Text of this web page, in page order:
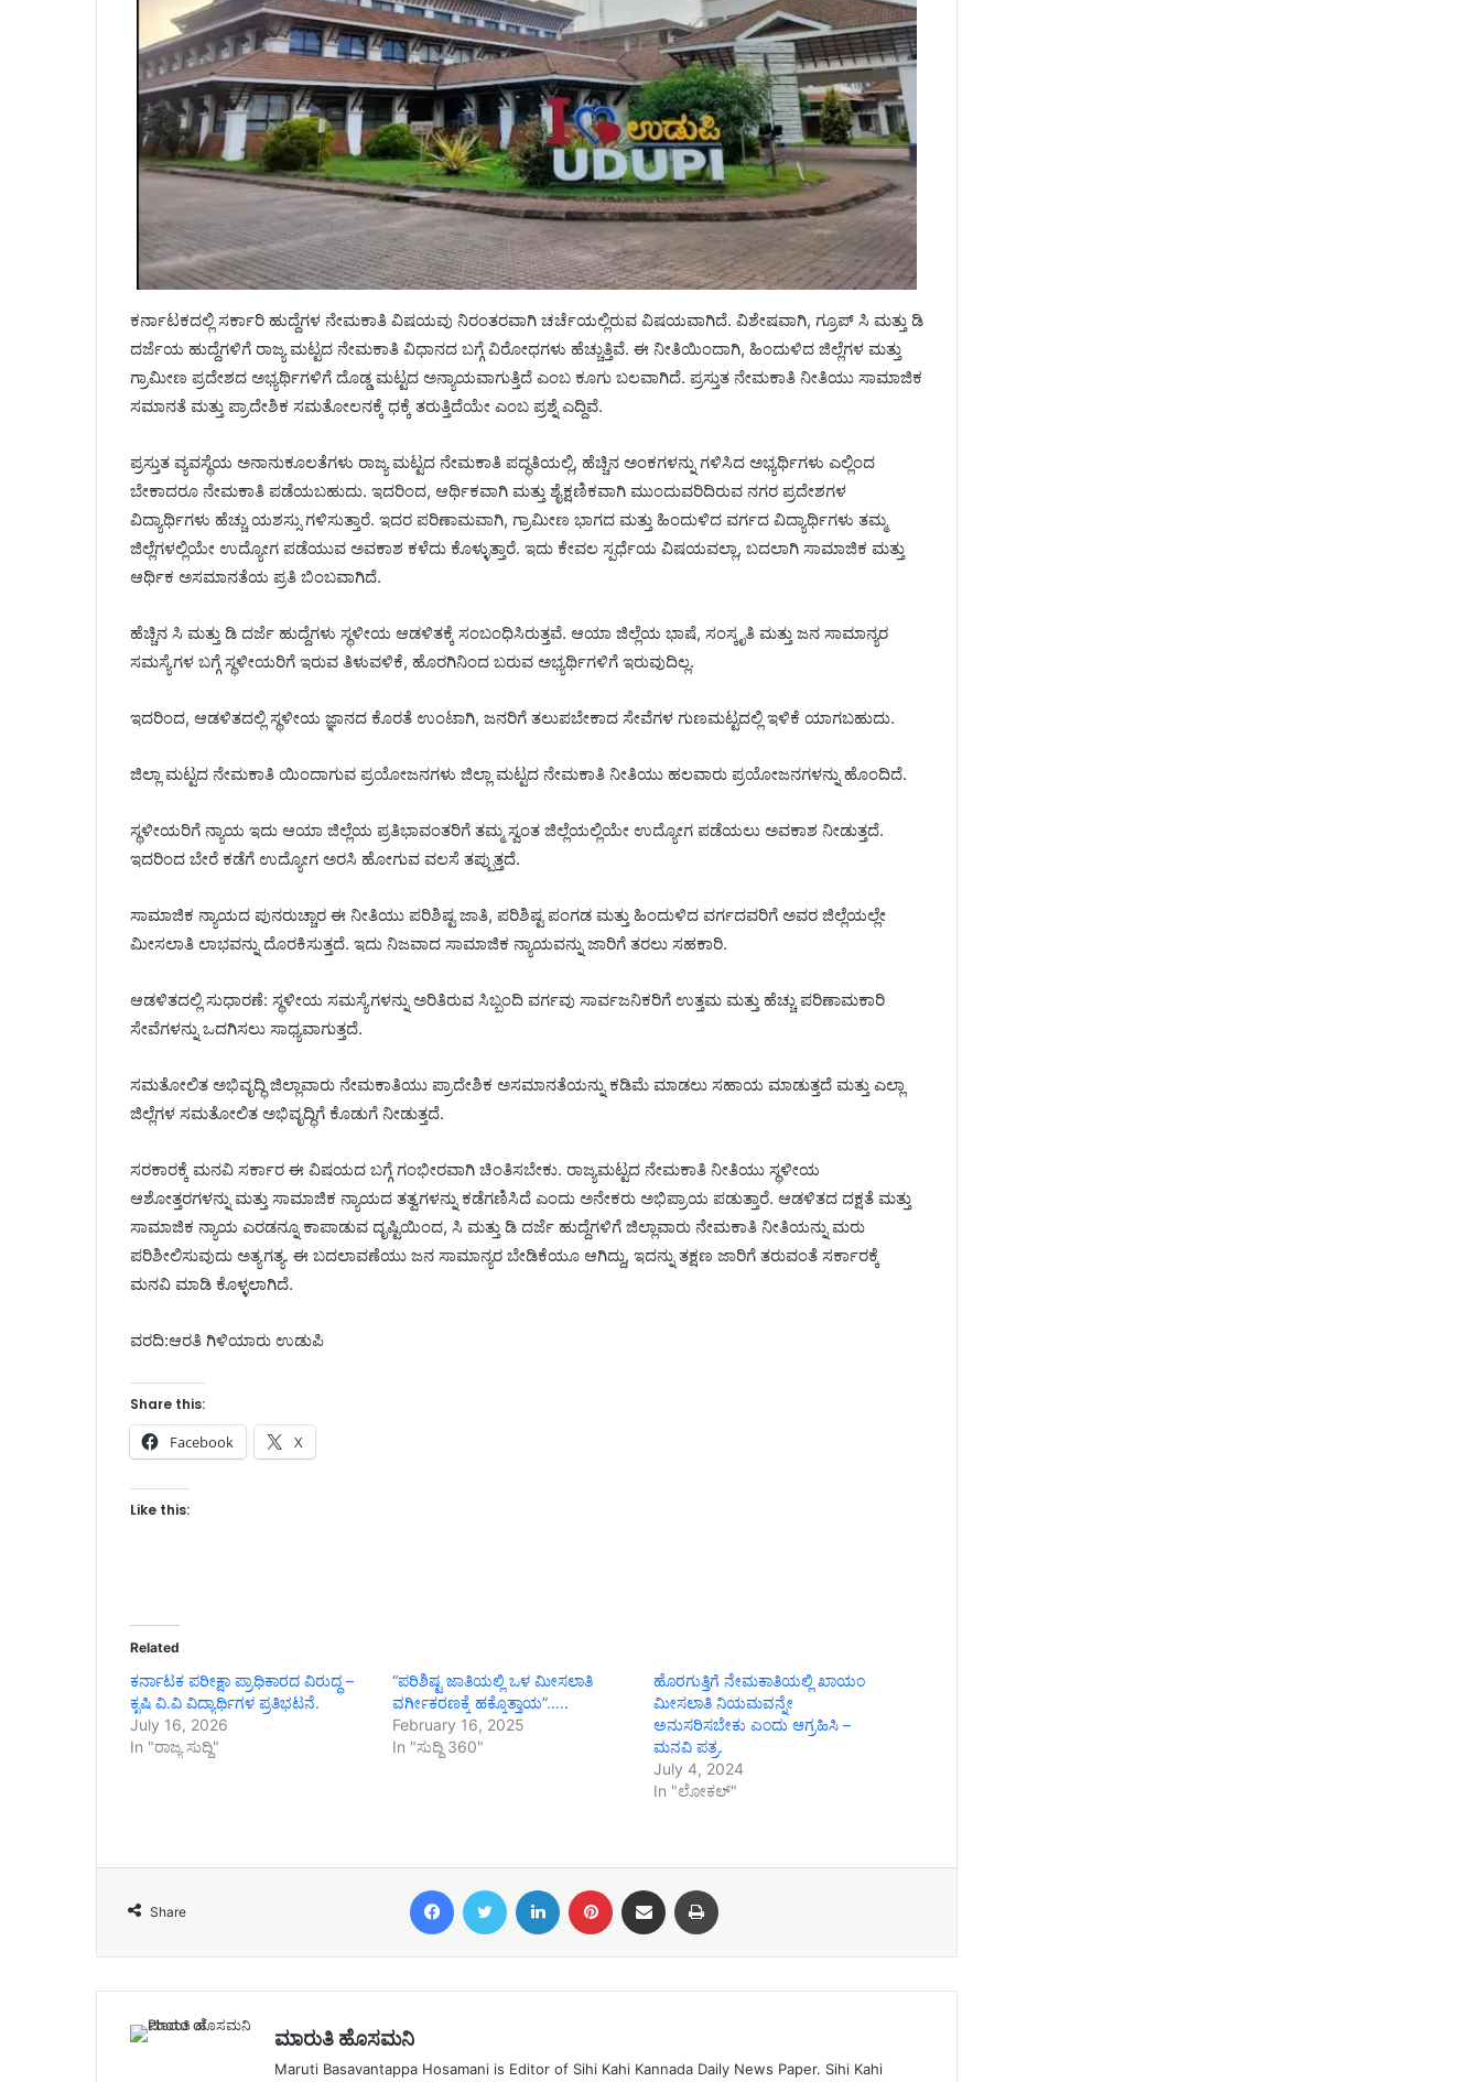
ಕರ್ನಾಟಕದಲ್ಲಿ ಸರ್ಕಾರಿ ಹುದ್ದೆಗಳ ನೇಮಕಾತಿ ವಿಷಯವು ನಿರಂತರವಾಗಿ ಚರ್ಚೆಯಲ್ಲಿರುವ ವಿಷಯವಾಗಿದೆ. ವಿಶೇಷವಾಗಿ, ಗ್ರೂಪ್ ಸಿ ಮತ್ತು ಡಿ
ದರ್ಜೆಯ ಹುದ್ದೆಗಳಿಗೆ ರಾಜ್ಯ ಮಟ್ಟದ ನೇಮಕಾತಿ ವಿಧಾನದ ಬಗ್ಗೆ ವಿರೋಧಗಳು ಹೆಚ್ಚುತ್ತಿವೆ. ಈ ನೀತಿಯಿಂದಾಗಿ, ಹಿಂದುಳಿದ ಜಿಲ್ಲೆಗಳ ಮತ್ತು
ಗ್ರಾಮೀಣ ಪ್ರದೇಶದ ಅಭ್ಯರ್ಥಿಗಳಿಗೆ ದೊಡ್ಡ ಮಟ್ಟದ ಅನ್ಯಾಯವಾಗುತ್ತಿದೆ ಎಂಬ ಕೂಗು ಬಲವಾಗಿದೆ. ಪ್ರಸ್ತುತ ನೇಮಕಾತಿ ನೀತಿಯು ಸಾಮಾಜಿಕ
ಸಮಾನತೆ ಮತ್ತು ಪ್ರಾದೇಶಿಕ ಸಮತೋಲನಕ್ಕೆ ಧಕ್ಕೆ ತರುತ್ತಿದೆಯೇ ಎಂಬ ಪ್ರಶ್ನೆ ಎದ್ದಿವೆ.
ಪ್ರಸ್ತುತ ವ್ಯವಸ್ಥೆಯ ಅನಾನುಕೂಲತೆಗಳು ರಾಜ್ಯ ಮಟ್ಟದ ನೇಮಕಾತಿ ಪದ್ಧತಿಯಲ್ಲಿ, ಹೆಚ್ಚಿನ ಅಂಕಗಳನ್ನು ಗಳಿಸಿದ ಅಭ್ಯರ್ಥಿಗಳು ಎಲ್ಲಿಂದ
ಬೇಕಾದರೂ ನೇಮಕಾತಿ ಪಡೆಯಬಹುದು. ಇದರಿಂದ, ಆರ್ಥಿಕವಾಗಿ ಮತ್ತು ಶೈಕ್ಷಣಿಕವಾಗಿ ಮುಂದುವರಿದಿರುವ ನಗರ ಪ್ರದೇಶಗಳ
ವಿದ್ಯಾರ್ಥಿಗಳು ಹೆಚ್ಚು ಯಶಸ್ಸು ಗಳಿಸುತ್ತಾರೆ. ಇದರ ಪರಿಣಾಮವಾಗಿ, ಗ್ರಾಮೀಣ ಭಾಗದ ಮತ್ತು ಹಿಂದುಳಿದ ವರ್ಗದ ವಿದ್ಯಾರ್ಥಿಗಳು ತಮ್ಮ
ಜಿಲ್ಲೆಗಳಲ್ಲಿಯೇ ಉದ್ಯೋಗ ಪಡೆಯುವ ಅವಕಾಶ ಕಳೆದು ಕೊಳ್ಳುತ್ತಾರೆ. ಇದು ಕೇವಲ ಸ್ಪರ್ಧೆಯ ವಿಷಯವಲ್ಲಾ, ಬದಲಾಗಿ ಸಾಮಾಜಿಕ ಮತ್ತು
ಆರ್ಥಿಕ ಅಸಮಾನತೆಯ ಪ್ರತಿ ಬಿಂಬವಾಗಿದೆ.
ಹೆಚ್ಚಿನ ಸಿ ಮತ್ತು ಡಿ ದರ್ಜೆ ಹುದ್ದೆಗಳು ಸ್ಥಳೀಯ ಆಡಳಿತಕ್ಕೆ ಸಂಬಂಧಿಸಿರುತ್ತವೆ. ಆಯಾ ಜಿಲ್ಲೆಯ ಭಾಷೆ, ಸಂಸ್ಕೃತಿ ಮತ್ತು ಜನ ಸಾಮಾನ್ಯರ
ಸಮಸ್ಯೆಗಳ ಬಗ್ಗೆ ಸ್ಥಳೀಯರಿಗೆ ಇರುವ ತಿಳುವಳಿಕೆ, ಹೊರಗಿನಿಂದ ಬರುವ ಅಭ್ಯರ್ಥಿಗಳಿಗೆ ಇರುವುದಿಲ್ಲ.
ಇದರಿಂದ, ಆಡಳಿತದಲ್ಲಿ ಸ್ಥಳೀಯ ಜ್ಞಾನದ ಕೊರತೆ ಉಂಟಾಗಿ, ಜನರಿಗೆ ತಲುಪಬೇಕಾದ ಸೇವೆಗಳ ಗುಣಮಟ್ಟದಲ್ಲಿ ಇಳಿಕೆ ಯಾಗಬಹುದು.
ಜಿಲ್ಲಾ ಮಟ್ಟದ ನೇಮಕಾತಿ ಯಿಂದಾಗುವ ಪ್ರಯೋಜನಗಳು ಜಿಲ್ಲಾ ಮಟ್ಟದ ನೇಮಕಾತಿ ನೀತಿಯು ಹಲವಾರು ಪ್ರಯೋಜನಗಳನ್ನು ಹೊಂದಿದೆ.
ಸ್ಥಳೀಯರಿಗೆ ನ್ಯಾಯ ಇದು ಆಯಾ ಜಿಲ್ಲೆಯ ಪ್ರತಿಭಾವಂತರಿಗೆ ತಮ್ಮ ಸ್ವಂತ ಜಿಲ್ಲೆಯಲ್ಲಿಯೇ ಉದ್ಯೋಗ ಪಡೆಯಲು ಅವಕಾಶ ನೀಡುತ್ತದೆ.
ಇದರಿಂದ ಬೇರೆ ಕಡೆಗೆ ಉದ್ಯೋಗ ಅರಸಿ ಹೋಗುವ ವಲಸೆ ತಪ್ಪುತ್ತದೆ.
ಸಾಮಾಜಿಕ ನ್ಯಾಯದ ಪುನರುಚ್ಚಾರ ಈ ನೀತಿಯು ಪರಿಶಿಷ್ಟ ಜಾತಿ, ಪರಿಶಿಷ್ಟ ಪಂಗಡ ಮತ್ತು ಹಿಂದುಳಿದ ವರ್ಗದವರಿಗೆ ಅವರ ಜಿಲ್ಲೆಯಲ್ಲೇ
ಮೀಸಲಾತಿ ಲಾಭವನ್ನು ದೊರಕಿಸುತ್ತದೆ. ಇದು ನಿಜವಾದ ಸಾಮಾಜಿಕ ನ್ಯಾಯವನ್ನು ಜಾರಿಗೆ ತರಲು ಸಹಕಾರಿ.
ಆಡಳಿತದಲ್ಲಿ ಸುಧಾರಣೆ: ಸ್ಥಳೀಯ ಸಮಸ್ಯೆಗಳನ್ನು ಅರಿತಿರುವ ಸಿಬ್ಬಂದಿ ವರ್ಗವು ಸಾರ್ವಜನಿಕರಿಗೆ ಉತ್ತಮ ಮತ್ತು ಹೆಚ್ಚು ಪರಿಣಾಮಕಾರಿ
ಸೇವೆಗಳನ್ನು ಒದಗಿಸಲು ಸಾಧ್ಯವಾಗುತ್ತದೆ.
ಸಮತೋಲಿತ ಅಭಿವೃದ್ಧಿ ಜಿಲ್ಲಾವಾರು ನೇಮಕಾತಿಯು ಪ್ರಾದೇಶಿಕ ಅಸಮಾನತೆಯನ್ನು ಕಡಿಮೆ ಮಾಡಲು ಸಹಾಯ ಮಾಡುತ್ತದೆ ಮತ್ತು ಎಲ್ಲಾ
ಜಿಲ್ಲೆಗಳ ಸಮತೋಲಿತ ಅಭಿವೃದ್ಧಿಗೆ ಕೊಡುಗೆ ನೀಡುತ್ತದೆ.
ಸರಕಾರಕ್ಕೆ ಮನವಿ ಸರ್ಕಾರ ಈ ವಿಷಯದ ಬಗ್ಗೆ ಗಂಭೀರವಾಗಿ ಚಿಂತಿಸಬೇಕು. ರಾಜ್ಯಮಟ್ಟದ ನೇಮಕಾತಿ ನೀತಿಯು ಸ್ಥಳೀಯ
ಆಶೋತ್ತರಗಳನ್ನು ಮತ್ತು ಸಾಮಾಜಿಕ ನ್ಯಾಯದ ತತ್ವಗಳನ್ನು ಕಡೆಗಣಿಸಿದೆ ಎಂದು ಅನೇಕರು ಅಭಿಪ್ರಾಯ ಪಡುತ್ತಾರೆ. ಆಡಳಿತದ ದಕ್ಷತೆ ಮತ್ತು
ಸಾಮಾಜಿಕ ನ್ಯಾಯ ಎರಡನ್ನೂ ಕಾಪಾಡುವ ದೃಷ್ಟಿಯಿಂದ, ಸಿ ಮತ್ತು ಡಿ ದರ್ಜೆ ಹುದ್ದೆಗಳಿಗೆ ಜಿಲ್ಲಾವಾರು ನೇಮಕಾತಿ ನೀತಿಯನ್ನು ಮರು
ಪರಿಶೀಲಿಸುವುದು ಅತ್ಯಗತ್ಯ. ಈ ಬದಲಾವಣೆಯು ಜನ ಸಾಮಾನ್ಯರ ಬೇಡಿಕೆಯೂ ಆಗಿದ್ದು, ಇದನ್ನು ತಕ್ಷಣ ಜಾರಿಗೆ ತರುವಂತೆ ಸರ್ಕಾರಕ್ಕೆ
ಮನವಿ ಮಾಡಿ ಕೊಳ್ಳಲಾಗಿದೆ.
ವರದಿ:ಆರತಿ ಗಿಳಿಯಾರು ಉಡುಪಿ
Share this:
Facebook X
Like this:
Related
ಕರ್ನಾಟಕ ಪರೀಕ್ಷಾ ಪ್ರಾಧಿಕಾರದ ವಿರುದ್ಧ –
ಕೃಷಿ ವಿ.ವಿ ವಿದ್ಯಾರ್ಥಿಗಳ ಪ್ರತಿಭಟನೆ.
July 16, 2026
In "ರಾಜ್ಯ ಸುದ್ದಿ"
“ಪರಿಶಿಷ್ಟ ಜಾತಿಯಲ್ಲಿ ಒಳ ಮೀಸಲಾತಿ
ವರ್ಗೀಕರಣಕ್ಕೆ ಹಕ್ಕೊತ್ತಾಯ”…..
February 16, 2025
In "ಸುದ್ದಿ 360"
ಹೊರಗುತ್ತಿಗೆ ನೇಮಕಾತಿಯಲ್ಲಿ ಖಾಯಂ
ಮೀಸಲಾತಿ ನಿಯಮವನ್ನೇ
ಅನುಸರಿಸಬೇಕು ಎಂದು ಆಗ್ರಹಿಸಿ –
ಮನವಿ ಪತ್ರ.
July 4, 2024
In "ಲೋಕಲ್"
Share
FacebookTwitter LinkedIn Pinterest Share via Email
ಮಾರುತಿ ಹೊಸಮನಿ
Maruti Basavantappa Hosamani is Editor of Sihi Kahi Kannada Daily News Paper. Sihi Kahi